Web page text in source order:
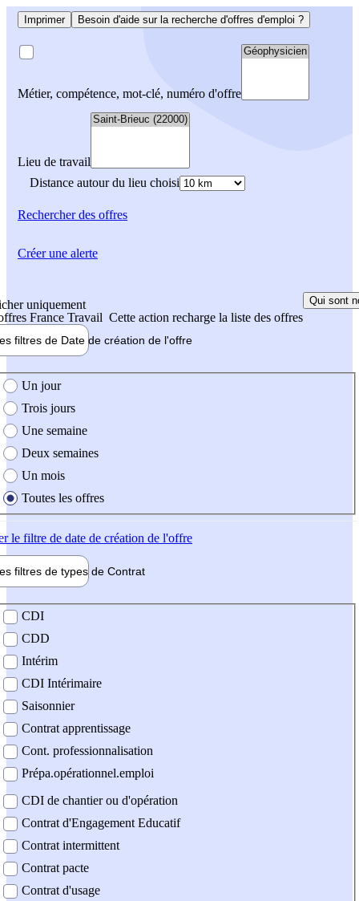
Imprimer Besoin d'aide sur la recherche d'offres d'emploi ?
Métier, compétence, mot-clé, numéro d'offre
Lieu de travail
Distance autour du lieu choisi
Rechercherdes offres
uniquement
France Travail Cette action recharge la liste des offres
Qui sont
filtres de Date de création de l'offre
création de l'offre
Un jour
Trois jours
Une semaine
Deux semaines
Un mois
Toutes les offres
le filtre de date de création de l'offre
filtres de types de Contrat
contrat
CDI
CDD
Intérim
CDI Intérimaire
Saisonnier
Contrat apprentissage
Cont. professionnalisation
Prépa.opérationnel.emploi
CDI de chantier ou d'opération
Contrat d'Engagement Educatif
Contrat intermittent
Contrat pacte
Contrat d'usage
Créer une alerte